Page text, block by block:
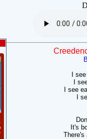
I
I
I see
I
It's
There's